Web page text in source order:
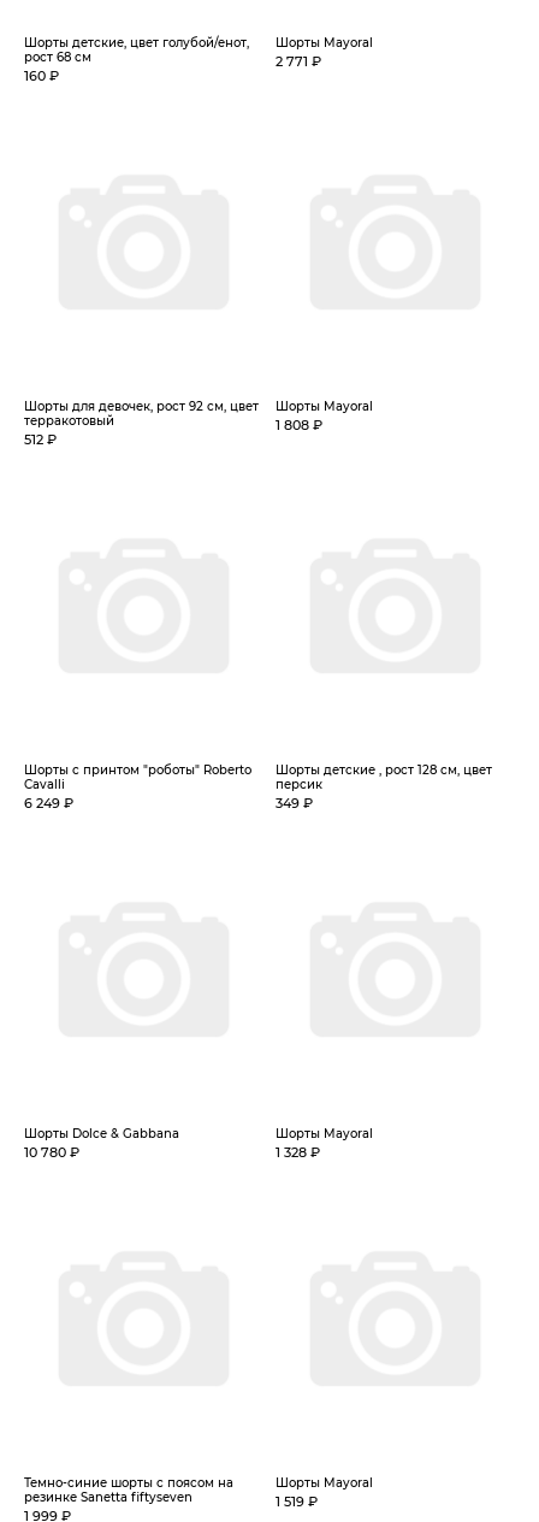
Шорты детские, цвет голубой/енот,
рост 68 см
160 ₽
Шорты Mayoral
2 771 ₽
Шорты для девочек, рост 92 см, цвет
терракотовый
512 ₽
Шорты Mayoral
1 808 ₽
Шорты с принтом "роботы" Roberto
Cavalli
6 249 ₽
Шорты детские , рост 128 см, цвет
персик
349 ₽
Шорты Dolce & Gabbana
10 780 ₽
Шорты Mayoral
1 328 ₽
Темно-синие шорты с поясом на
резинке Sanetta fiftyseven
1 999 ₽
Шорты Mayoral
1 519 ₽